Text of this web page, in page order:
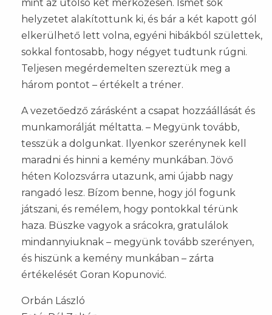
mint az utolsó két mérkőzésen. Ismét sok
helyzetet alakítottunk ki, és bár a két kapott gól
elkerülhető lett volna, egyéni hibákból születtek,
sokkal fontosabb, hogy négyet tudtunk rúgni.
Teljesen megérdemelten szereztük meg a
három pontot – értékelt a tréner.
A vezetőedző zárásként a csapat hozzáállását és
munkamorálját méltatta. – Megyünk tovább,
tesszük a dolgunkat. Ilyenkor szerénynek kell
maradni és hinni a kemény munkában. Jövő
héten Kolozsvárra utazunk, ami újabb nagy
rangadó lesz. Bízom benne, hogy jól fogunk
játszani, és remélem, hogy pontokkal térünk
haza. Büszke vagyok a srácokra, gratulálok
mindannyiuknak – megyünk tovább szerényen,
és hiszünk a kemény munkában – zárta
értékelését Goran Kopunović.
Orbán László